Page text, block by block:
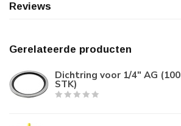
Reviews
Gerelateerde producten
Dichtring voor 1/4" AG (100
STK)